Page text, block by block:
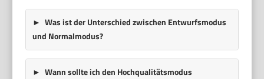
Was ist der Unterschied zwischen Entwurfsmodus
und Normalmodus?
Wann sollte ich den Hochqualitätsmodus